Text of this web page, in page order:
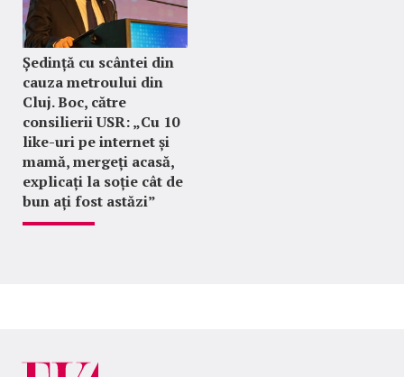
Ședință cu scântei din
cauza metroului din
Cluj. Boc, către
consilierii USR: „Cu 10
like-uri pe internet și
mamă, mergeți acasă,
explicați la soție cât de
bun ați fost astăzi”